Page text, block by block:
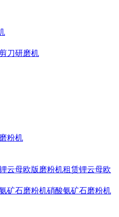
刀研磨机
粉机
云母欧版磨粉机租赁锂云母欧
矿石磨粉机硝酸氨矿石磨粉机